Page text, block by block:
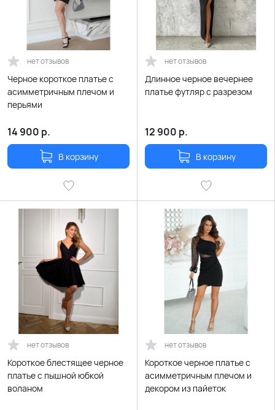
нет отзывов
Черное короткое платье с
асимметричным плечом и
перьями
14 900 р.
В корзину
нет отзывов
Длинное черное вечернее
платье футляр с разрезом
12 900 р.
В корзину
нет отзывов
Короткое блестящее черное
платье с пышной юбкой
воланом
нет отзывов
Короткое черное платье с
асимметричным плечом и
декором из пайеток